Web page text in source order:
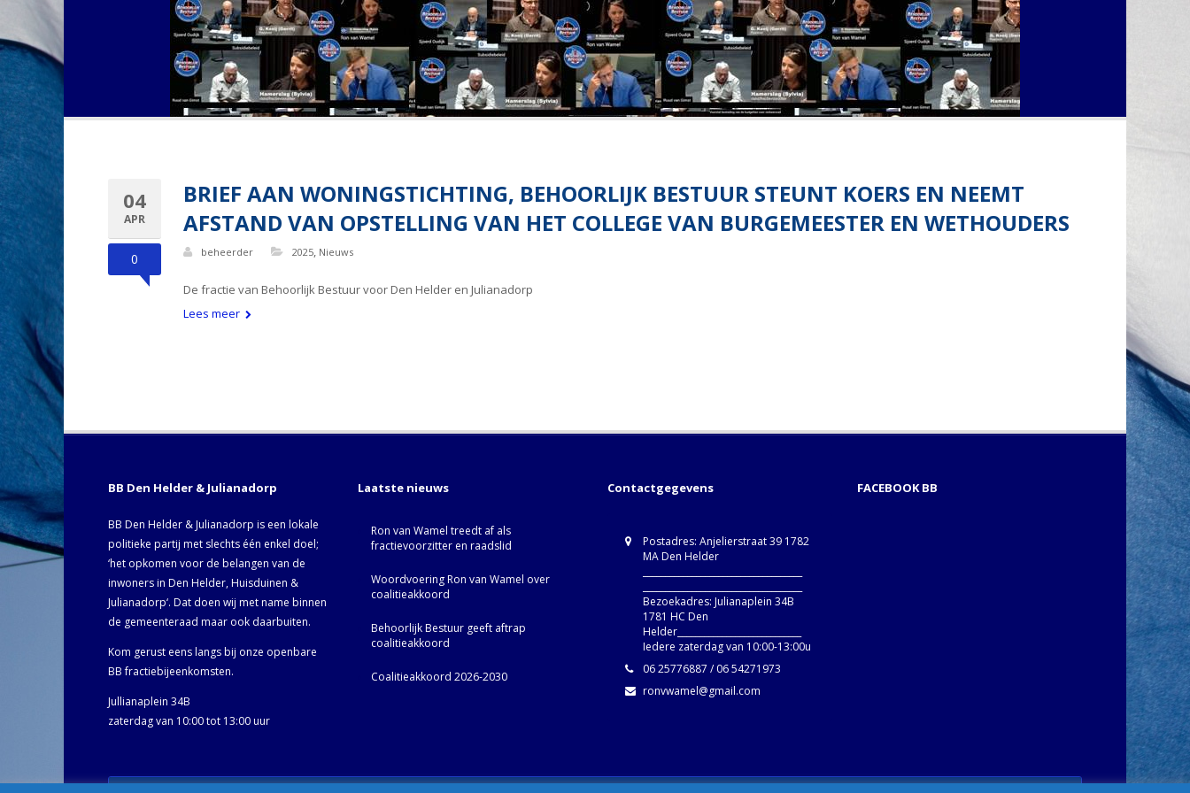
04
APR
0
BRIEF AAN WONINGSTICHTING, BEHOORLIJK BESTUUR STEUNT KOERS EN NEEMT
AFSTAND VAN OPSTELLING VAN HET COLLEGE VAN BURGEMEESTER EN WETHOUDERS
beheerder 2025, Nieuws
De fractie van Behoorlijk Bestuur voor Den Helder en Julianadorp
Lees meer
BB Den Helder & Julianadorp
BB Den Helder & Julianadorp is een lokale
politieke partij met slechts één enkel doel;
‘het opkomen voor de belangen van de
inwoners in Den Helder, Huisduinen &
Julianadorp‘. Dat doen wij met name binnen
de gemeenteraad maar ook daarbuiten.
Kom gerust eens langs bij onze openbare
BB fractiebijeenkomsten.
Jullianaplein 34B
zaterdag van 10:00 tot 13:00 uur
Laatste nieuws
Ron van Wamel treedt af als
fractievoorzitter en raadslid
Woordvoering Ron van Wamel over
coalitieakkoord
Behoorlijk Bestuur geeft aftrap
coalitieakkoord
Coalitieakkoord 2026-2030
Contactgegevens
Postadres: Anjelierstraat 39 1782
MA Den Helder
Bezoekadres: Julianaplein 34B
1781 HC Den
Helder____________________________
Iedere zaterdag van 10:00-13:00u
06 25776887 / 06 54271973
ronvwamel@gmail.com
FACEBOOK BB